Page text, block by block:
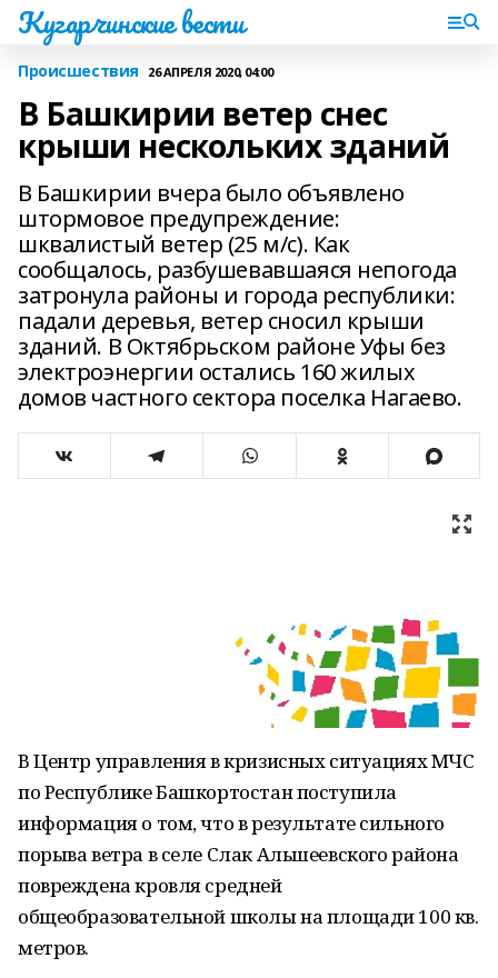
Кугарчинские вести
Происшествия 26 АПРЕЛЯ 2020, 04:00
В Башкирии ветер снес
крыши нескольких зданий
В Башкирии вчера было объявлено
штормовое предупреждение:
шквалистый ветер (25 м/с). Как
сообщалось, разбушевавшаяся непогода
затронула районы и города республики:
падали деревья, ветер сносил крыши
зданий. В Октябрьском районе Уфы без
электроэнергии остались 160 жилых
домов частного сектора поселка Нагаево.
В Центр управления в кризисных ситуациях МЧС
по Республике Башкортостан поступила
информация о том, что в результате сильного
порыва ветра в селе Слак Альшеевского района
повреждена кровля средней
общеобразовательной школы на площади 100 кв.
метров.